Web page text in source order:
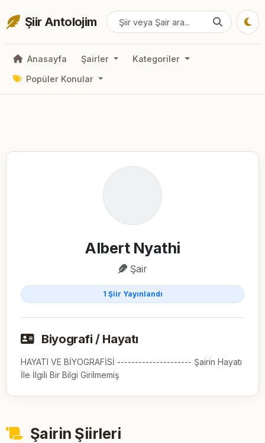
Şiir Antolojim
Anasayfa Şairler
Kategoriler
Popüler Konular
Albert Nyathi
Şair
1 Şiir Yayınlandı
Biyografi / Hayatı
HAYATI VE BİYOGRAFİSİ --------------------- Şairin Hayatı
İle İlgili Bir Bilgi Girilmemiş
Şairin Şiirleri